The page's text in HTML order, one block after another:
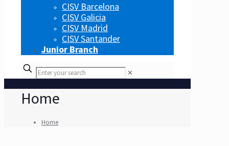
CISV Barcelona
CISV Galicia
CISV Madrid
CISV Santander
Junior Branch
✕
Home
Home